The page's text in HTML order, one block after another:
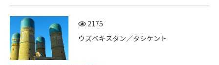
2175
ウズベキスタン／タシケント